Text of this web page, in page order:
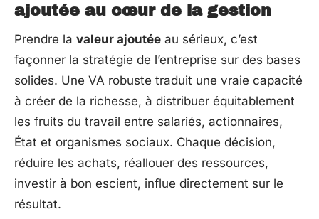
ajoutée au cœur de la gestion
Prendre la valeur ajoutée au sérieux, c’est
façonner la stratégie de l’entreprise sur des bases
solides. Une VA robuste traduit une vraie capacité
à créer de la richesse, à distribuer équitablement
les fruits du travail entre salariés, actionnaires,
État et organismes sociaux. Chaque décision,
réduire les achats, réallouer des ressources,
investir à bon escient, influe directement sur le
résultat.